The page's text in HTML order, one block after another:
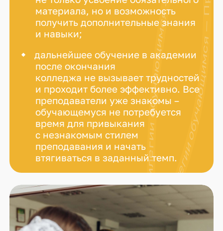
материала, но и возможность
получить дополнительные знания
и навыки;
дальнейшее обучение в академии
после окончания
колледжа не вызывает трудностей
и проходит более эффективно. Все
преподаватели уже знакомы –
обучающемуся не потребуется
время для привыкания
с незнакомым стилем
преподавания и начать
втягиваться в заданный темп.